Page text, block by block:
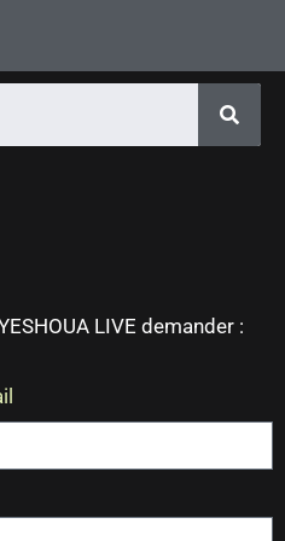
LIVE demander :